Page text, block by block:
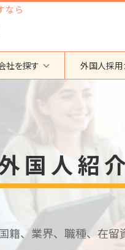
なら
社を探す
から検索する
フィリピン
ンドネシア
ャンマー
インド
イ
ネパール
技
永
高度
留学
イン
外国人採用
特定技能
育成就労
外国人採用
業界別採用
在留資格・
助成金
国人紹
籍、業界、職種、在